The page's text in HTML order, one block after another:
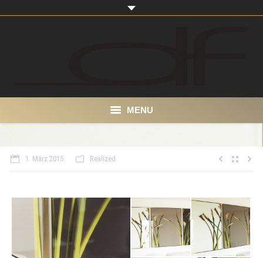
MENU
Produkte
Kontakt
1. März 2015 Realized